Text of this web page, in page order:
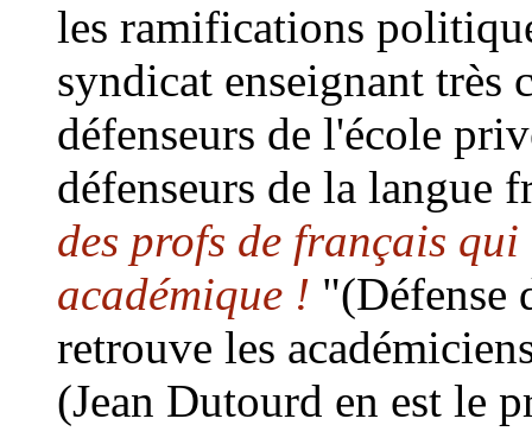
les ramifications
syndicat enseignant
défenseurs de l'école
défenseurs de la langue
des profs de français
académique ! "(Défense
retrouve les
(Jean Dutourd en est le